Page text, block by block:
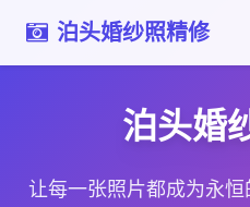
泊头婚纱照精修
泊头婚
让每一张照片都成为永